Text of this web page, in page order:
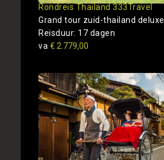
Rondreis Thailand 333Travel
Grand tour zuid-thailand deluxe
Reisduur: 17 dagen
va € 2.779,00